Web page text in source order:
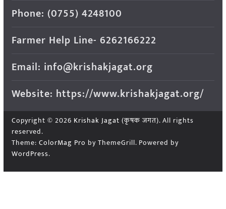
Phone: (0755) 4248100
Farmer Help Line- 6262166222
Email: info@krishakjagat.org
Website: https://www.krishakjagat.org/
Copyright © 2026 Krishak Jagat (कृषक जगत). All rights
reserved.
Theme: ColorMag Pro by ThemeGrill. Powered by
WordPress.